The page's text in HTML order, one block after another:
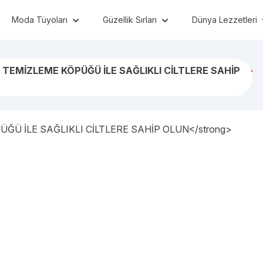
Moda Tüyoları Güzellik Sırları Dünya Lezzetleri
KÖPÜĞÜ İLE SAĞLIKLI CİLTLERE SAHİP